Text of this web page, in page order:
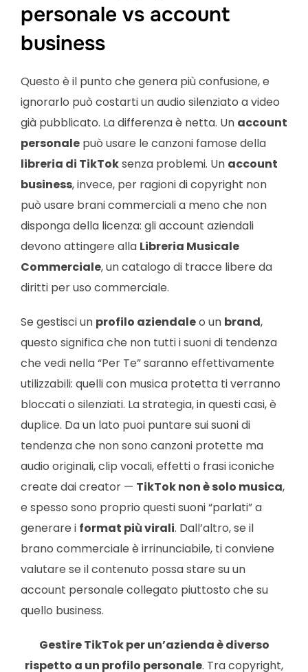
personale vs account
business
Questo è il punto che genera più confusione, e
ignorarlo può costarti un audio silenziato a video
già pubblicato. La differenza è netta. Un account
personale può usare le canzoni famose della
libreria di TikToksenza problemi. Un account
business, invece, per ragioni di copyright non
può usare brani commerciali a meno che non
disponga della licenza: gli account aziendali
devono attingere alla Libreria Musicale
Commerciale, un catalogo di tracce libere da
diritti per uso commerciale.
Se gestisci un profilo aziendaleo un brand,
questo significa che non tutti i suoni di tendenza
che vedi nella “Per Te” saranno effettivamente
utilizzabili: quelli con musica protetta ti verranno
bloccati o silenziati. La strategia, in questi casi, è
duplice. Da un lato puoi puntare sui suoni di
tendenza che non sono canzoni protette ma
audio originali, clip vocali, effetti o frasi iconiche
create dai creator — TikTok non è solo musica,
e spesso sono proprio questi suoni “parlati” a
generare i format più virali. Dall’altro, se il
brano commerciale è irrinunciabile, ti conviene
valutare se il contenuto possa stare su un
account personale collegato piuttosto che su
quello business.
Gestire TikTok per un’azienda è diverso
rispetto a un profilo personale. Tra copyright,